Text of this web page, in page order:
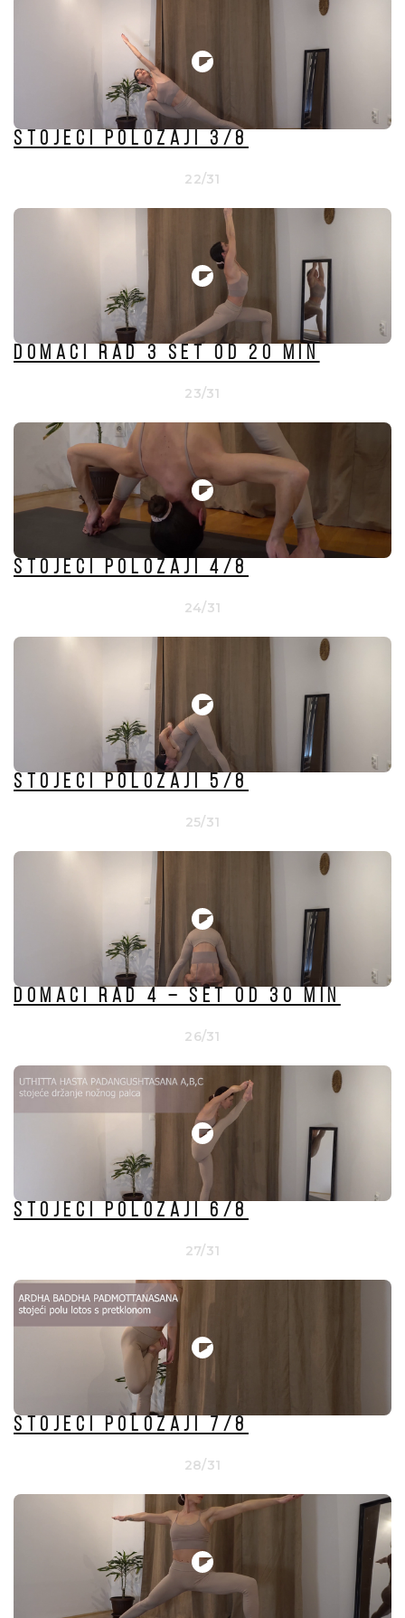
Stojeći položaji 3/8
22/31
DOMAĆI RAD 3 set od 20 min
23/31
Stojeći položaji 4/8
24/31
Stojeći položaji 5/8
25/31
Domaći rad 4 – set od 30 min
26/31
Stojeći položaji 6/8
27/31
Stojeći položaji 7/8
28/31